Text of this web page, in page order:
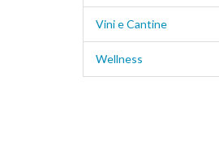
Vini e Cantine
Wellness